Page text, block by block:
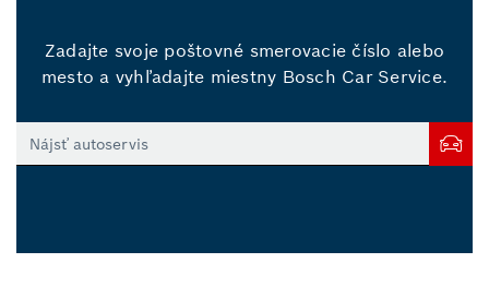
Zadajte svoje poštovné smerovacie číslo alebo
mesto a vyhľadajte miestny Bosch Car Service.